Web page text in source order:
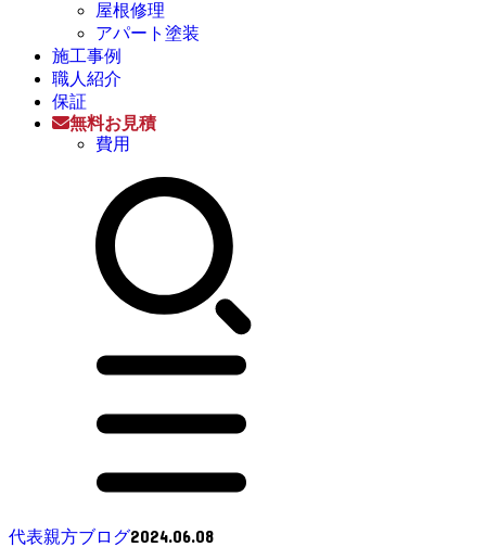
屋根修理
アパート塗装
施工事例
職人紹介
保証
無料お見積
費用
代表親方ブログ2024.06.08